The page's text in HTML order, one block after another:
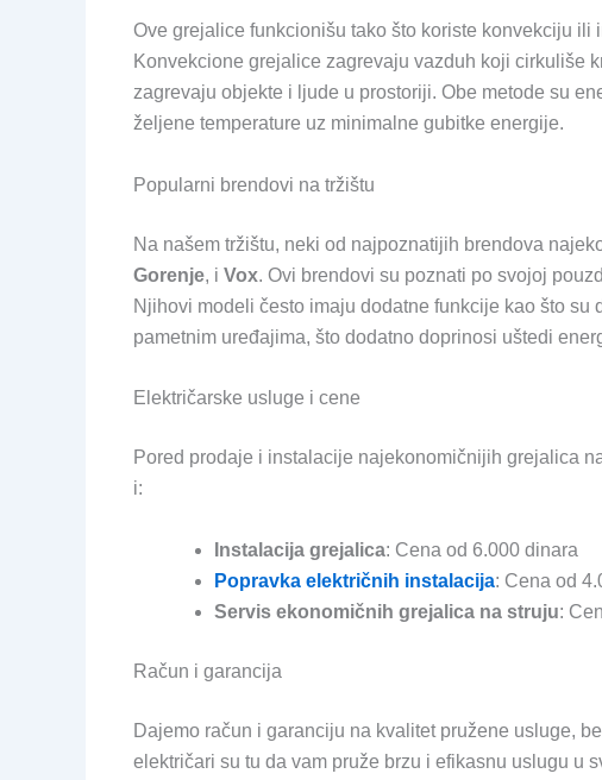
Ove grejalice funkcionišu tako što koriste konvekciju
Konvekcione grejalice zagrevaju vazduh koji cirkuliše
zagrevaju objekte i ljude u prostoriji. Obe metode su
željene temperature uz minimalne gubitke energije.
Popularni brendovi na tržištu
Na našem tržištu, neki od najpoznatijih brendova
Gorenje, i Vox. Ovi brendovi su poznati po svojoj
Njihovi modeli često imaju dodatne funkcije kao što
pametnim uređajima, što dodatno doprinosi uštedi
Električarske usluge i cene
Pored prodaje i instalacije najekonomičnijih grejalica
i:
Instalacija grejalica: Cena od 6.000 dinara
Popravka električnih instalacija: Cena od
Servis ekonomičnih grejalica na struju:
Račun i garancija
Dajemo račun i garanciju na kvalitet pružene usluge,
električari su tu da vam pruže brzu i efikasnu uslugu u